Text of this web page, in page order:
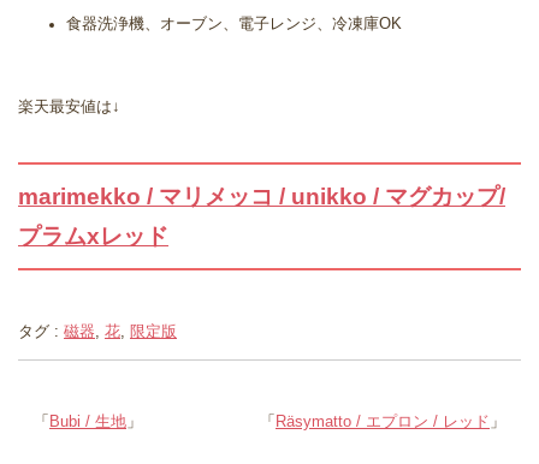
食器洗浄機、オーブン、電子レンジ、冷凍庫OK
楽天最安値は↓
marimekko / マリメッコ / unikko / マグカップ/
プラムxレッド
タグ : 磁器, 花, 限定版
「 Räsymatto / エプロン / レッド 」
「 Bubi / 生地 」